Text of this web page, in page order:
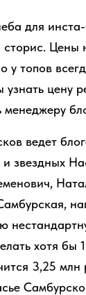
для
Цены
у топов
цену
менеджеру
ведет
звездных
хотя бы
3,25 млн